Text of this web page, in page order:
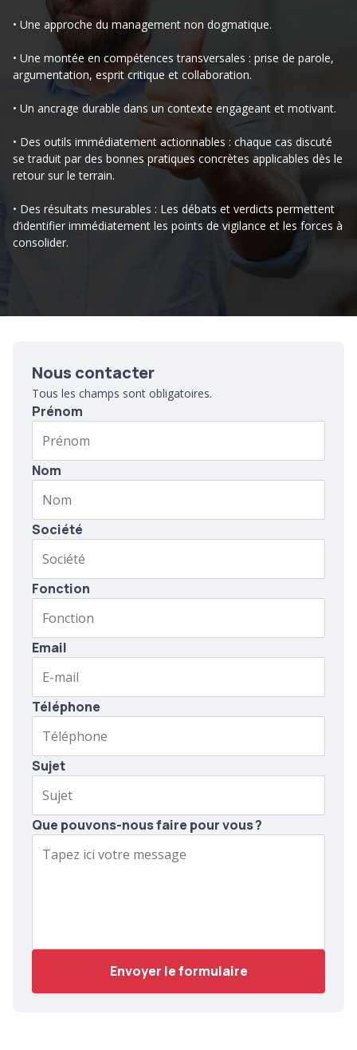
• Une approche du management non dogmatique.
• Une montée en compétences transversales : prise de parole,
argumentation, esprit critique et collaboration.
• Un ancrage durable dans un contexte engageant et motivant.
• Des outils immédiatement actionnables : chaque cas discuté
se traduit par des bonnes pratiques concrètes applicables dès le
retour sur le terrain.
• Des résultats mesurables : Les débats et verdicts permettent
d’identifier immédiatement les points de vigilance et les forces à
consolider.
Nous contacter
Tous les champs sont obligatoires.
Prénom
Nom
Société
Fonction
Email
Téléphone
Sujet
Que pouvons-nous faire pour vous ?
Envoyer le formulaire